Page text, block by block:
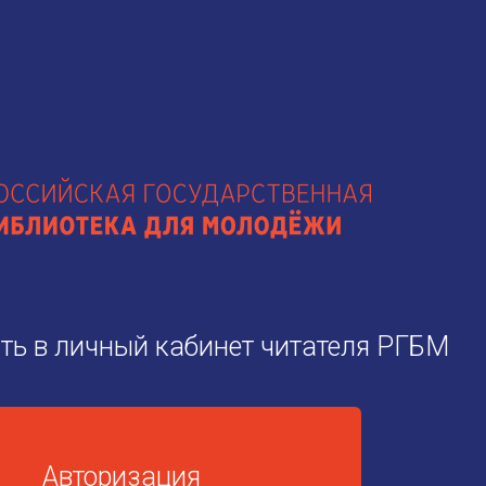
в личный кабинет читателя РГБМ
Авторизация